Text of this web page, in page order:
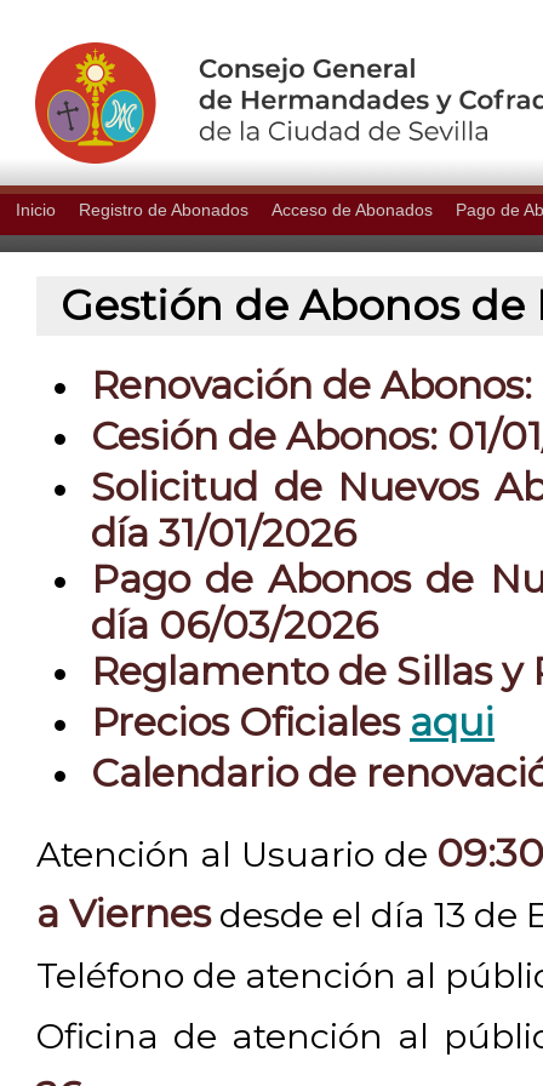
Inicio Registro de Abonados Acceso de Abonados Pago de
Gestión de Abonos de
Renovación de
Cesión de Abonos: 01/
Solicitud de Nuevos
día 31/01/2026
Pago de Abonos de
día 06/03/2026
Reglamento de Sillas y
Precios Oficiales aqui
Calendario de
Atención al Usuario de
a Viernesdesde el día 13 de
Teléfono de atención al
Oficina de atención al